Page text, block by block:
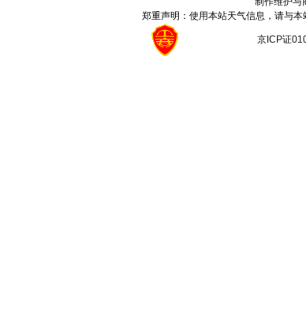
郑重声明：使用本站天气信息，请与
京ICP证